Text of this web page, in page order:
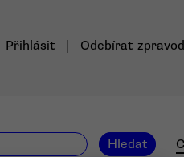
Přihlásit Odebírat
Hledat